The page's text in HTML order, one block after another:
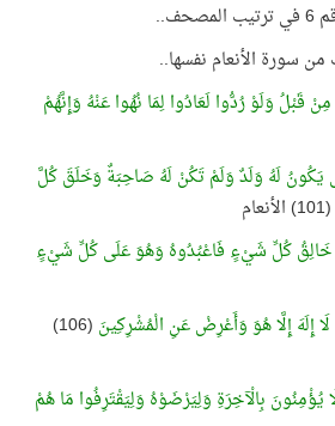
سورة الأنعام نفسها..
قَبْلُ وَلَوْ رُدُّوا لَعَادُوا لِمَا نُهُوا عَنْهُ وَإِنَّهُمْ
يَكُونُ لَهُ وَلَدٌ وَلَمْ تَكُنْ لَهُ صَاحِبَةٌ وَخَلَقَ كُلَّ
(101) الأنعام
هُوَ خَالِقُ كُلِّ شَيْءٍ فَاعْبُدُوهُ وَهُوَ عَلَى كُلِّ شَيْءٍ
إِلَهَ إِلَّا هُوَ وَأَعْرِضْ عَنِ الْمُشْرِكِينَ
(106)
يُؤْمِنُونَ بِالْآخِرَةِ وَلِيَرْضَوْهُ وَلِيَقْتَرِفُوا مَا هُمْ